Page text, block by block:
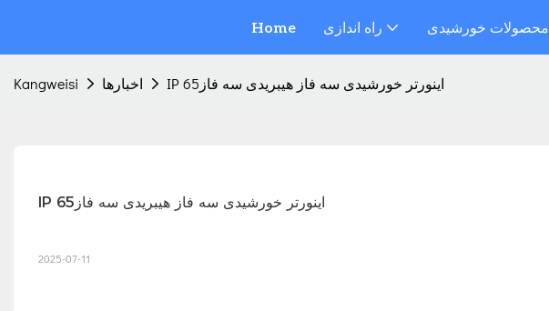
Home راه اندازی محصولات خورشیدی
Kangweisi اخبارها IP اینورتر خورشیدی سه فاز هیبریدی سه فاز65
IP اینورتر خورشیدی سه فاز هیبریدی سه فاز65
2025-07-11